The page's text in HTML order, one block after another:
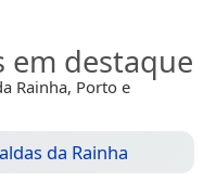
em destaque
Rainha, Porto e
da Rainha